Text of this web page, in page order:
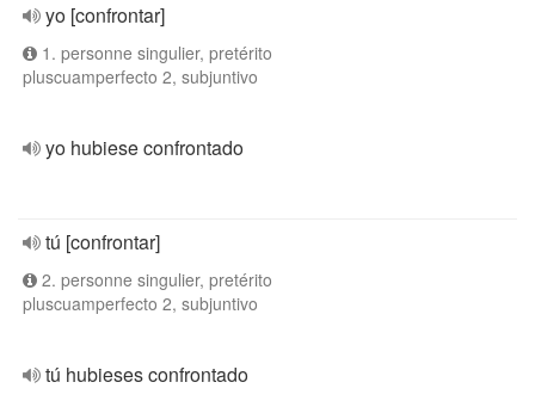
yo [confrontar]
1. personne singulier, pretérito
pluscuamperfecto 2, subjuntivo
yo hubiese confrontado
tú [confrontar]
2. personne singulier, pretérito
pluscuamperfecto 2, subjuntivo
tú hubieses confrontado